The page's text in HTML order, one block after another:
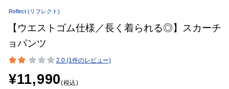
Reflect (リフレクト)
【ウエストゴム仕様／長く着られる◎】スカーチ
ョパンツ
2.0 (1件のレビュー)
¥11,990(税込)